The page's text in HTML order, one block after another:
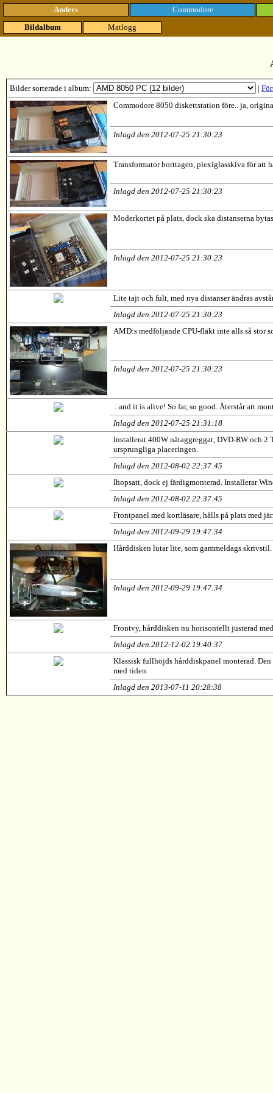
Anders
Commodore
Bildalbum
Matlogg
Bilder sorterade i album: |
Commodore 8050 diskettstation före.. ja,
Inlagd den 2012-07-25 21:30:23
Transformator borttagen, plexiglasskiva för att
Inlagd den 2012-07-25 21:30:23
Moderkortet på plats, dock ska distanserna
Inlagd den 2012-07-25 21:30:23
Lite tajt och fult, med nya distanser ändras
Inlagd den 2012-07-25 21:30:23
AMD:s medföljande CPU-fläkt inte alls så stor
Inlagd den 2012-07-25 21:30:23
.. and it is alive! So far, so good. Återstår att
Inlagd den 2012-07-25 21:31:18
Installerat 400W nätaggreggat, DVD-RW och
ursprungliga placeringen.
Inlagd den 2012-08-02 22:37:45
Ihopsatt, dock ej färdigmonterad. Installerar
Inlagd den 2012-08-02 22:37:45
Frontpanel med kortläsare, hålls på plats med
Inlagd den 2012-09-29 19:47:34
Hårddisken lutar lite, som gammeldags
Inlagd den 2012-09-29 19:47:34
Frontvy, hårddisken nu horisontellt justerad
Inlagd den 2012-12-02 19:40:37
Klassisk fullhöjds hårddiskpanel monterad.
med tiden.
Inlagd den 2013-07-11 20:28:38